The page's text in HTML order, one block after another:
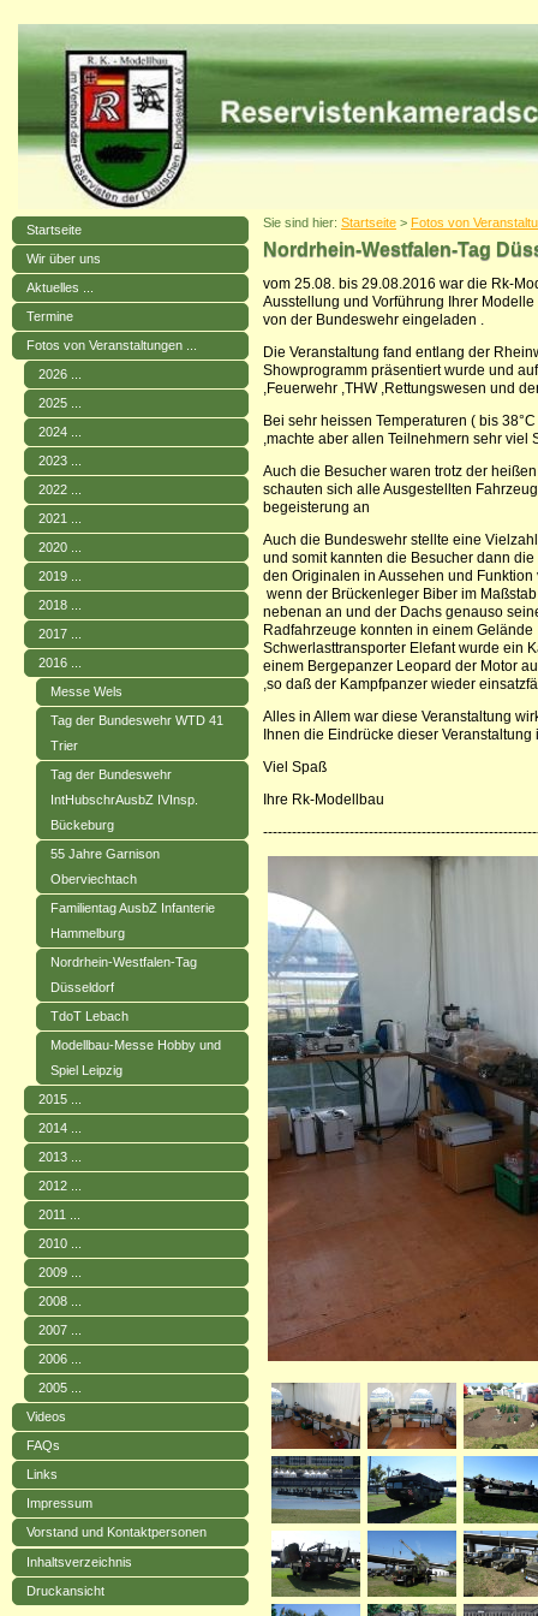
Startseite
Wir über uns
Aktuelles ...
Termine
Fotos von Veranstaltungen ...
2026 ...
2025 ...
2024 ...
2023 ...
2022 ...
2021 ...
2020 ...
2019 ...
2018 ...
2017 ...
2016 ...
Messe Wels
Tag der Bundeswehr WTD 41
Trier
Tag der Bundeswehr
IntHubschrAusbZ IVInsp.
Bückeburg
55 Jahre Garnison
Oberviechtach
Familientag AusbZ Infanterie
Hammelburg
Nordrhein-Westfalen-Tag
Düsseldorf
TdoT Lebach
Modellbau-Messe Hobby und
Spiel Leipzig
2015 ...
2014 ...
2013 ...
2012 ...
2011 ...
2010 ...
2009 ...
2008 ...
2007 ...
2006 ...
2005 ...
Videos
FAQs
Links
Impressum
Vorstand und Kontaktpersonen
Inhaltsverzeichnis
Druckansicht
Sie sind hier: Startseite > Fotos von
Nordrhein-Westfalen-Tag
vom 25.08. bis 29.08.2016 war die Rk-
Ausstellung und Vorführung Ihrer
von der Bundeswehr eingeladen .
Die Veranstaltung fand entlang der
Showprogramm präsentiert wurde und
,Feuerwehr ,THW ,Rettungswesen und
Bei sehr heissen Temperaturen ( bis
,machte aber allen Teilnehmern sehr viel
Auch die Besucher waren trotz der
schauten sich alle Ausgestellten
begeisterung an
Auch die Bundeswehr stellte eine
und somit kannten die Besucher dann
den Originalen in Aussehen und
wenn der Brückenleger Biber im
nebenan an und der Dachs genauso
Radfahrzeuge konnten in einem
Schwerlasttransporter Elefant wurde ein
einem Bergepanzer Leopard der Motor
,so daß der Kampfpanzer wieder
Alles in Allem war diese Veranstaltung
Ihnen die Eindrücke dieser
Viel Spaß
Ihre Rk-Modellbau